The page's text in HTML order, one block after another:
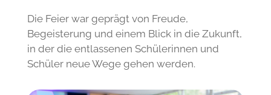
Die Feier war geprägt von Freude,
Begeisterung und einem Blick in die Zukunft,
in der die entlassenen Schülerinnen und
Schüler neue Wege gehen werden.